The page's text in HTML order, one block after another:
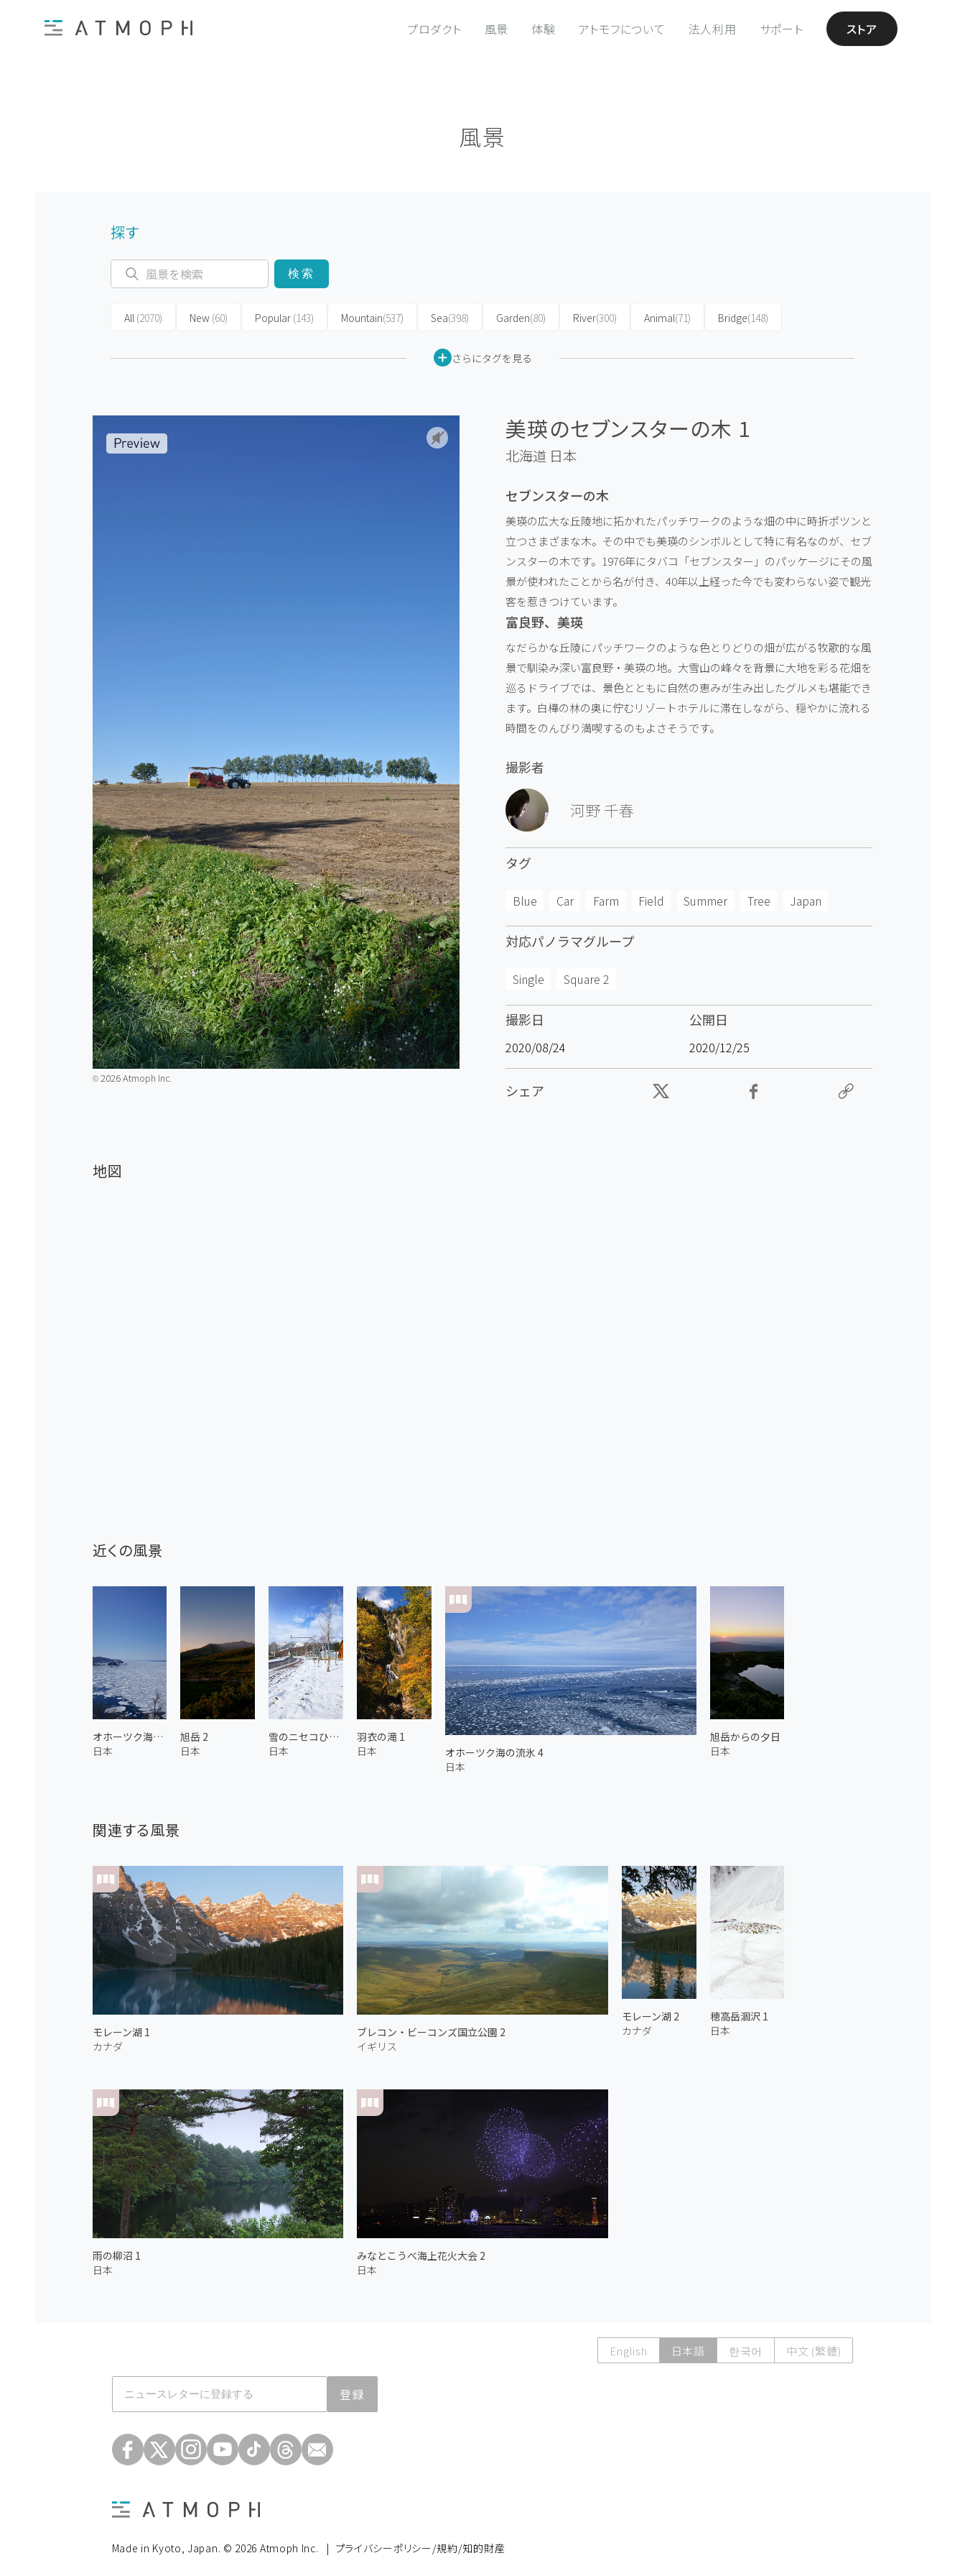
プロダクト 風景 体験 アトモフについて 法人利用 サポート ストア
風景
探す
検索
All (2070) New (60) Popular (143) Mountain(537) Sea(398) Garden(80) River(300) Animal(71) Bridge(148)
さらにタグを見る
©️2026 Atmoph Inc.
美瑛のセブンスターの木 1
北海道 日本
セブンスターの木
美瑛の広大な丘陵地に拓かれたパッチワークのような畑の中に時折ポツンと
立つさまざまな木。その中でも美瑛のシンボルとして特に有名なのが、セブ
ンスターの木です。1976年にタバコ「セブンスター」のパッケージにその風
景が使われたことから名が付き、40年以上経った今でも変わらない姿で観光
客を惹きつけています。
富良野、美瑛
なだらかな丘陵にパッチワークのような色とりどりの畑が広がる牧歌的な風
景で馴染み深い富良野・美瑛の地。大雪山の峰々を背景に大地を彩る花畑を
巡るドライブでは、景色とともに自然の恵みが生み出したグルメも堪能でき
ます。白樺の林の奥に佇むリゾートホテルに滞在しながら、穏やかに流れる
時間をのんびり満喫するのもよさそうです。
撮影者
河野 千春
タグ
Blue Car Farm Field Summer Tree Japan
対応パノラマグループ
Single Square 2
撮影日
2020/08/24
公開日
2020/12/25
シェア
地図
近くの風景
オホーツク海の流氷 3
日本
旭岳 2
日本
雪のニセコひらふ
日本
羽衣の滝 1
日本
オホーツク海の流氷 4
日本
旭岳からの夕日
日本
関連する風景
モレーン湖 1
カナダ
ブレコン・ビーコンズ国立公園 2
イギリス
モレーン湖 2
カナダ
雨の柳沼 1
日本
みなとこうべ海上花火大会 2
日本
穂高岳涸沢 1
日本
English 日本語 한국어 中文 (繁體)
登録
Made in Kyoto, Japan. © 2026 Atmoph Inc. | プライバシーポリシー/規約/知的財産